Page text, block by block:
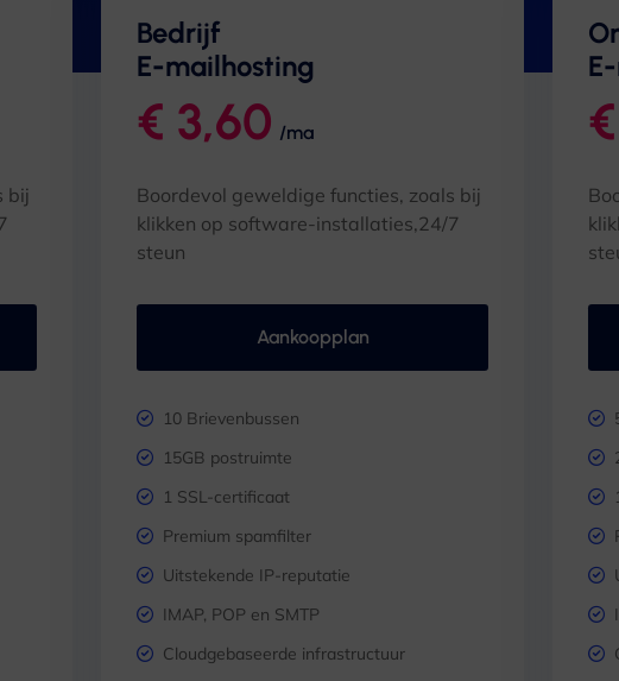
bij
Bedrijf
E-mailhosting
€ 3,60 /ma
Boordevol geweldige functies, zoals bij
klikken op software-installaties,24/7
steun
Aankoopplan
10 Brievenbussen
15GB postruimte
1 SSL-certificaat
Premium spamfilter
Uitstekende IP-reputatie
IMAP, POP en SMTP
Cloudgebaseerde infrastructuur